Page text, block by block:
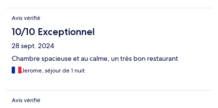
Avis vérifié
10/10 Exceptionnel
28 sept. 2024
Chambre spacieuse et au calme, un très bon restaurant
Jerome, séjour de 1 nuit
Avis vérifié